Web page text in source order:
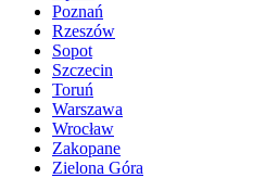
Poznań
Rzeszów
Sopot
Szczecin
Toruń
Warszawa
Wrocław
Zakopane
Zielona Góra